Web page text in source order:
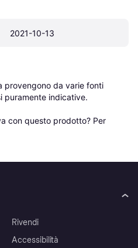
2021-10-13
provengono da varie fonti
puramente indicative.
con questo prodotto? Per
Rivendi
Accessibilità